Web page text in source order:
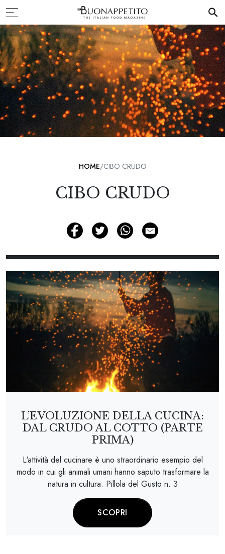
HOME CIBO CRUDO
CIBO CRUDO
L’EVOLUZIONE DELLA CUCINA:
DAL CRUDO AL COTTO (PARTE
PRIMA)
L'attività del cucinare è uno straordinario esempio del
modo in cui gli animali umani hanno saputo trasformare la
natura in cultura. Pillola del Gusto n. 3
SCOPRI